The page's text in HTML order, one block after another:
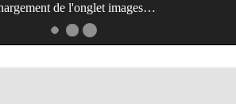
de l'onglet images…